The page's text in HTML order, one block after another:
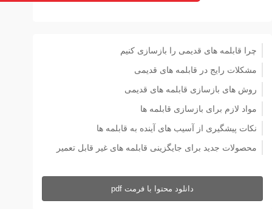
چرا قابلمه های قدیمی را بازسازی کنیم
مشکلات رایج در قابلمه های قدیمی
روش های بازسازی قابلمه های قدیمی
مواد لازم برای بازسازی قابلمه ها
نکات پیشگیری از آسیب های آینده به قابلمه ها
محصولات جدید برای جایگزینی قابلمه های غیر قابل تعمیر
دانلود محتوا با فرمت pdf